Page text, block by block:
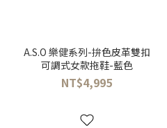
A.S.O 樂健系列-拚色皮革雙扣
可調式女款拖鞋-藍色
NT$4,995